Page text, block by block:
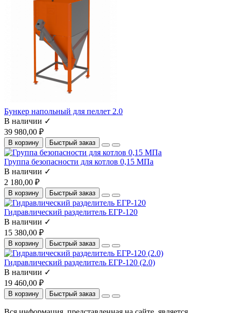
Бункер напольный для пеллет 2.0
В наличии ✓
39 980,00 ₽
В корзину Быстрый заказ
Группа безопасности для котлов 0,15 МПа
В наличии ✓
2 180,00 ₽
В корзину Быстрый заказ
Гидравлический разделитель ЕГР-120
В наличии ✓
15 380,00 ₽
В корзину Быстрый заказ
Гидравлический разделитель ЕГР-120 (2.0)
В наличии ✓
19 460,00 ₽
В корзину Быстрый заказ